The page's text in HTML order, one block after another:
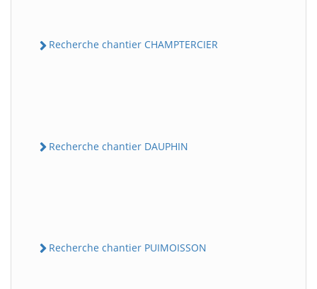
Recherche chantier CHAMPTERCIER
Recherche chantier DAUPHIN
Recherche chantier PUIMOISSON